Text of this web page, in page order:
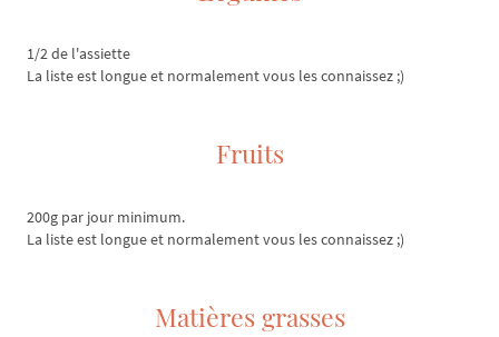
1/2 de l'assiette
La liste est longue et normalement vous les connaissez ;)
Fruits
200g par jour minimum.
La liste est longue et normalement vous les connaissez ;)
Matières grasses